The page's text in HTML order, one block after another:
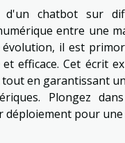
d'un chatbot sur
entre une
il est
et efficace. Cet écrit
en garantissant
Plongez
pour